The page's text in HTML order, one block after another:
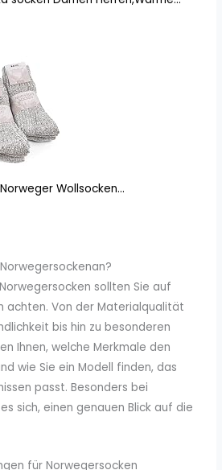
Wollsocken...
sollten Sie auf
achten. Von der Materialqualität
bis hin zu besonderen
Ihnen, welche Merkmale den
wie Sie ein Modell finden, das
passt. Besonders bei
sich, einen genauen Blick auf die
für Norwegersocken